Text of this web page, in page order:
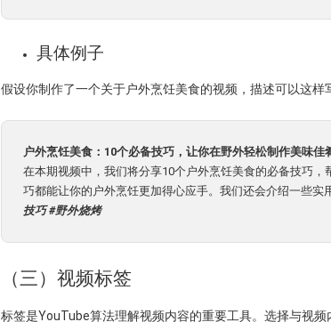
具体例子
假设你制作了一个关于户外烹饪美食的视频，描述可以这样
户外烹饪美食：10个必备技巧，让你在野外轻松制作美味佳
在本期视频中，我们将分享10个户外烹饪美食的必备技巧
巧都能让你的户外烹饪更加得心应手。我们还会介绍一些实
技巧 #野外烧烤
（三）视频标签
标签是YouTube算法理解视频内容的重要工具。选择与视